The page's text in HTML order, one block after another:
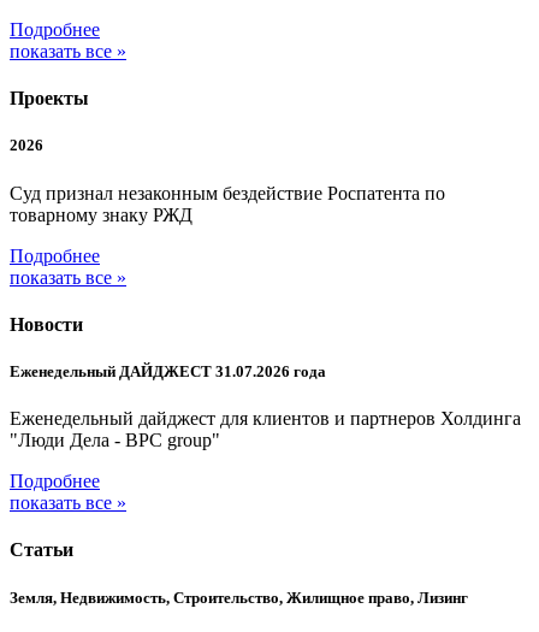
Подробнее
показать все »
Проекты
2026
Суд признал незаконным бездействие Роспатента по
товарному знаку РЖД
Подробнее
показать все »
Новости
Еженедельный ДАЙДЖЕСТ 31.07.2026 года
Еженедельный дайджест для клиентов и партнеров Холдинга
"Люди Дела - BPC group"
Подробнее
показать все »
Статьи
Земля, Недвижимость, Строительство, Жилищное право, Лизинг